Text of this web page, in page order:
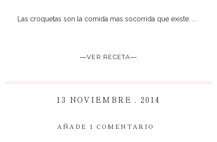
Las croquetas son la comida mas socorrida que existe. ...
―VER RECETA―
13 NOVIEMBRE , 2014
AÑADE 1 COMENTARIO